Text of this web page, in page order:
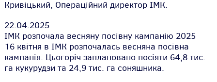
Кривіцький, Операційний директор ІМК.
22.04.2025
ІМК розпочала весняну посівну кампанію 2025
16 квітня в ІМК розпочалась весняна посівна
кампанія. Цьогоріч заплановано посіяти 64,8 тис.
га кукурудзи та 24,9 тис. га соняшника.